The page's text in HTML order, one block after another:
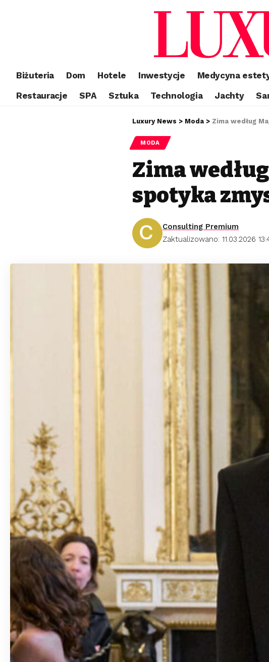
Biżuteria Dom Hotele Inwestycje Medycyna
Restauracje
SPA Sztuka Technologia Jachty
Luxury News > Moda > Zima według
MODA
Zima
spotyka
Zaktualizowano: 11.03.2026
Consulting Premium